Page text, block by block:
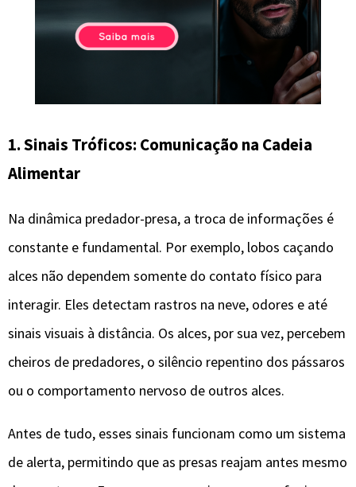
1. Sinais Tróficos: Comunicação na Cadeia
Alimentar
Na dinâmica predador-presa, a troca de informações é
constante e fundamental. Por exemplo, lobos caçando
alces não dependem somente do contato físico para
interagir. Eles detectam rastros na neve, odores e até
sinais visuais à distância. Os alces, por sua vez, percebem
cheiros de predadores, o silêncio repentino dos pássaros
ou o comportamento nervoso de outros alces.
Antes de tudo, esses sinais funcionam como um sistema
de alerta, permitindo que as presas reajam antes mesmo